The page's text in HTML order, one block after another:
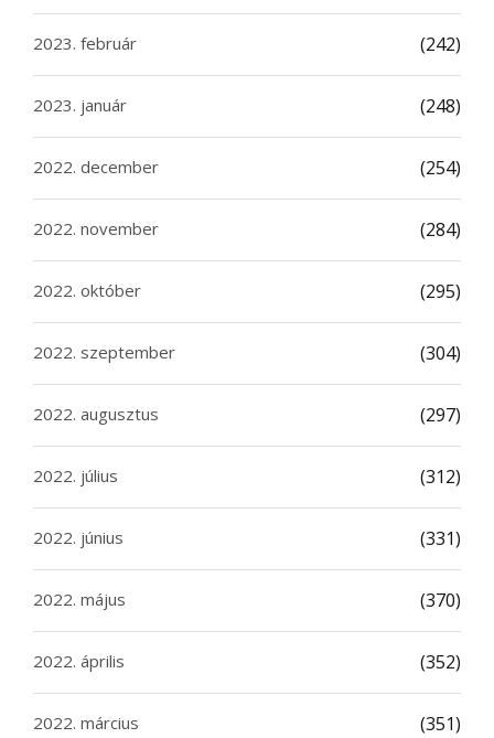
2023. február (242)
2023. január (248)
2022. december (254)
2022. november (284)
2022. október (295)
2022. szeptember (304)
2022. augusztus (297)
2022. július (312)
2022. június (331)
2022. május (370)
2022. április (352)
2022. március (351)